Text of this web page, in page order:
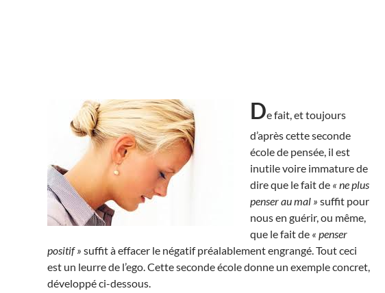
De fait, et toujours
d’après cette seconde
école de pensée, il est
inutile voire immature de
dire que le fait de « ne plus
penser au mal » suffit pour
nous en guérir, ou même,
que le fait de « penser
positif » suffit à effacer le négatif préalablement engrangé. Tout ceci
est un leurre de l’ego. Cette seconde école donne un exemple concret,
développé ci-dessous.